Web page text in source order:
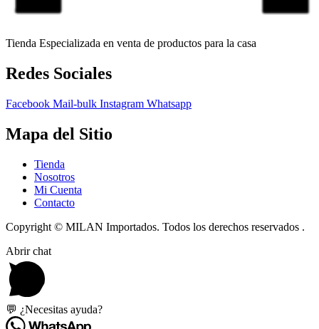
Tienda Especializada en venta de productos para la casa
Redes Sociales
Facebook Mail-bulk Instagram Whatsapp
Mapa del Sitio
Tienda
Nosotros
Mi Cuenta
Contacto
Copyright © MILAN Importados. Todos los derechos reservados .
Abrir chat
💬 ¿Necesitas ayuda?